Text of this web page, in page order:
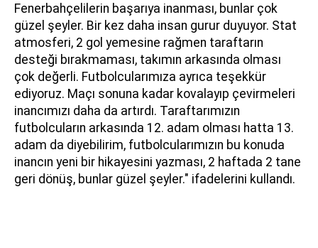
Fenerbahçelilerin başarıya inanması, bunlar çok
güzel şeyler. Bir kez daha insan gurur duyuyor. Stat
atmosferi, 2 gol yemesine rağmen taraftarın
desteği bırakmaması, takımın arkasında olması
çok değerli. Futbolcularımıza ayrıca teşekkür
ediyoruz. Maçı sonuna kadar kovalayıp çevirmeleri
inancımızı daha da artırdı. Taraftarımızın
futbolcuların arkasında 12. adam olması hatta 13.
adam da diyebilirim, futbolcularımızın bu konuda
inancın yeni bir hikayesini yazması, 2 haftada 2 tane
geri dönüş, bunlar güzel şeyler." ifadelerini kullandı.